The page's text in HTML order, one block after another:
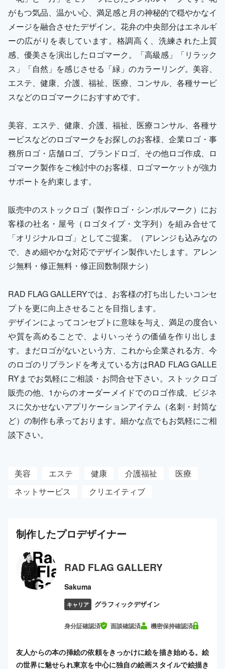
がもつ気品、温かい心、満足感と月の神秘的で穏やかなイ
メージを融合させたデザイン。花弁の中央部分はエネルギ
ーの広がりを表しています。格調高く、洗練された上質
感、優美さを演出したロゴマーク。「高級感」「リラック
ス」「自然」を感じさせる「緑」のカラーリング。美容、
エステ、健康、介護、福祉、医療、コンサル、各種サービ
スなどのロゴマークにおすすめです。
美容、エステ、健康、介護、福祉、医療コンサル、各種サ
ービスなどのロゴマークをお探しのお客様、企業ロゴ・事
務所ロゴ・店舗ロゴ、ブランドロゴ、その他ロゴ作成、ロ
ゴマーク製作をご検討中のお客様、ロゴマーケットが強力
サポートを約束します。
販売中のストックロゴ（製作ロゴ・シンボルマーク）にお
客様の社名・屋号（ロゴタイプ・文字列）を組み合せて
「オリジナルロゴ」としてご提案。（アレンジも込みなの
で、きめ細やかな対応でデザイン製作いたします。アレン
ジ無料・修正無料・修正回数制限ナシ）
RAD FLAG GALLERYでは、お客様の打ち出したいコンセ
プトを更に向上させることを目指します。
デザインによってコンセプトに意味を与え、満足の度合い
や質を高めることで、よりいっそうの価値を作り出しま
す。まだロゴがないという方、これから企業される方、今
のロゴのリブランドを考えている方はRAD FLAG GALLE
RYまでお気軽にご相談・お問合せ下さい。ストックロゴ
販売の他、1からのオーダーメイドでのロゴ作成、ビジネ
スに欠かせないアプリケーションアイテム（名刺・封筒な
ど）の制作も承っております。細かな点でもお気軽にご相
談下さい。
美容 エステ 健康 介護福祉
医療
ネットサービス
クリエイティブ
制作したプロデザイナー
RAD FLAG GALLERY
Sakuma
キャリア グラフィックデザイン
身分証確認済 面談確認済 機密保持確認済
友人からの本の挿絵の依頼をきっかけに絵を描き始める。絵
の世界に魅せられ東京を中心に独自の絵画スタイルで絵描き